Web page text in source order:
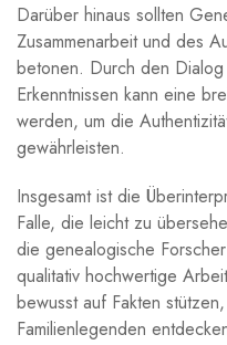
Darüber hinaus sollten
Zusammenarbeit und des
betonen. Durch den
Erkenntnissen kann eine
werden, um die
gewährleisten.
Insgesamt ist die
Falle, die leicht zu
die genealogische
qualitativ hochwertige
bewusst auf Fakten
Familienlegenden